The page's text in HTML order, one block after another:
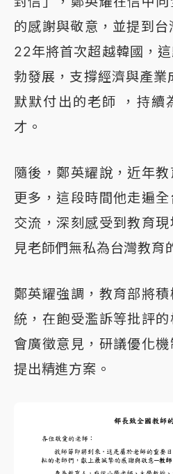
的感謝與敬意，並提到
22年將首次超越韓國，
勃發展，支撐經濟與產業
默默付出的老師 ，持續
才。
隨後，鄭英耀說，近年
更多，這段時間他走遍
交流，深刻感受到教育
見老師們無私為台灣教育
鄭英耀強調，教育部將
統，在飽受濫訴等批評
會廣徵意見，研議優化
提出精進方案。